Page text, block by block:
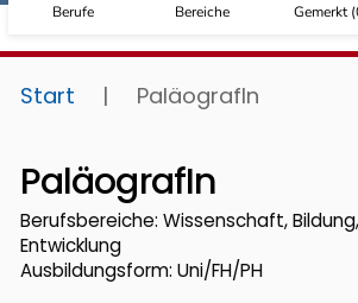
Berufe Bereiche Gemerkt(
Start | PaläografIn
PaläografIn
Berufsbereiche: Wissenschaft,
Entwicklung
Ausbildungsform: Uni/FH/PH